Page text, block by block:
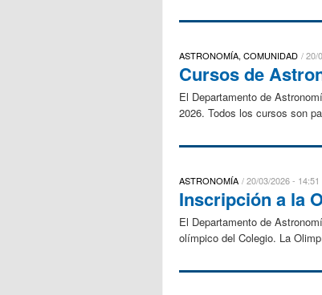
ASTRONOMÍA, COMUNIDAD 20/
Cursos de
El Departamento de
2026. Todos los cursos son
ASTRONOMÍA 20/03/2026 - 14:51
Inscripción a la
El Departamento de
olímpico del Colegio. La